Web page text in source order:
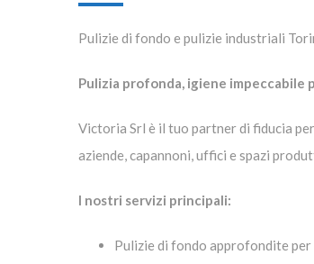
Pulizie di fondo e pulizie industriali
Pulizia profonda, igiene impeccabile
Victoria Srl è il tuo partner di fiducia per
aziende, capannoni, uffici e spazi
I nostri servizi principali:
Pulizie di fondo approfondite